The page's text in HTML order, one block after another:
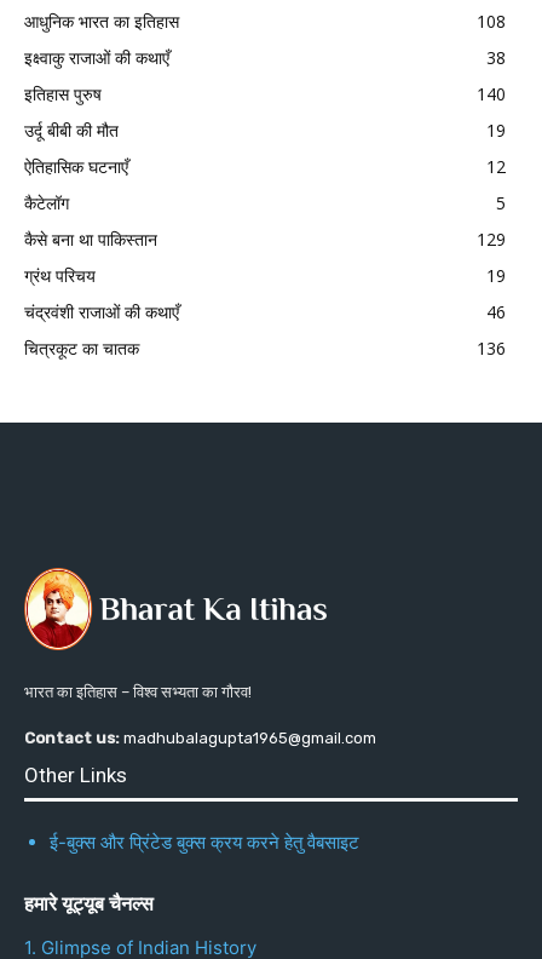
आधुनिक भारत का इतिहास
108
इक्ष्वाकु राजाओं की कथाएँ
38
इतिहास पुरुष
140
उर्दू बीबी की मौत
19
ऐतिहासिक घटनाएँ
12
कैटेलॉग
5
कैसे बना था पाकिस्तान
129
ग्रंथ परिचय
19
चंद्रवंशी राजाओं की कथाएँ
46
चित्रकूट का चातक
136
भारत का इतिहास – विश्व सभ्यता का गौरव!
Contact us: madhubalagupta1965@gmail.com
Other Links
ई-बुक्स और प्रिंटेड बुक्स क्रय करने हेतु वैबसाइट
हमारे यूट्यूब चैनल्स
1. Glimpse of Indian History